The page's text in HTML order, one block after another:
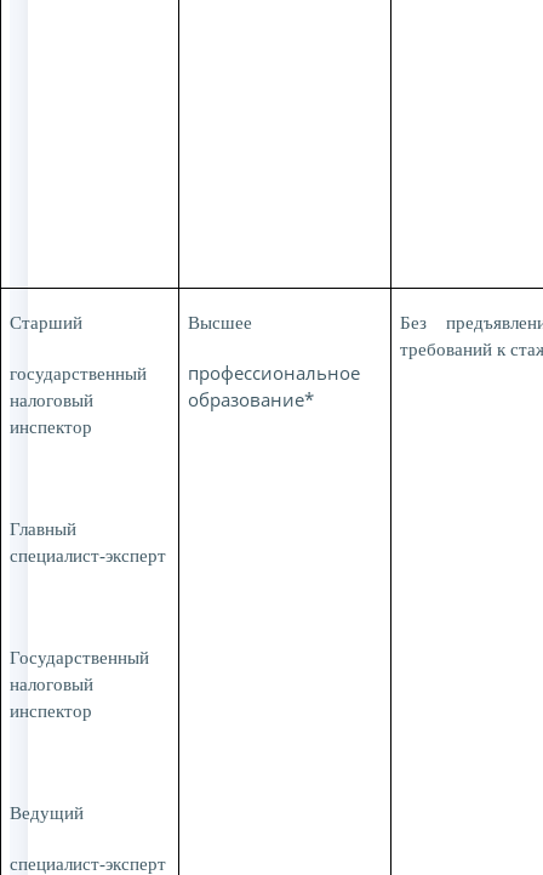
Старший
государственный
налоговый
инспектор
Главный
специалист-эксперт
Государственный
налоговый
инспектор
Ведущий
специалист-эксперт
Высшее
профессиональное
образование*
Без
требований к